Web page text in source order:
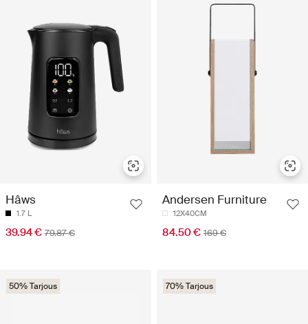
Hâws
1.7 L
39.94 € 79.87 €
Andersen Furniture
12X40CM
84.50 € 169 €
50% Tarjous 70% Tarjous